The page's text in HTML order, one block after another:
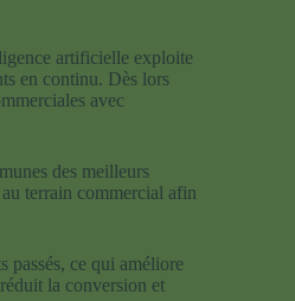
artificielle exploite
en continu. Dès lors
avec
des meilleurs
terrain commercial afin
passés, ce qui améliore
la conversion et